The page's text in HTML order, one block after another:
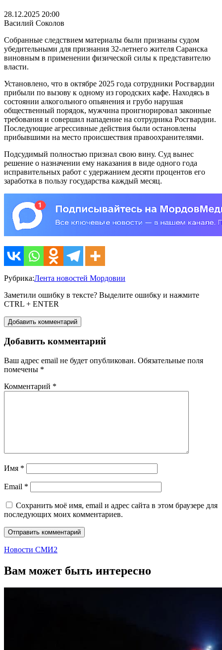
28.12.2025 20:00
Василий Соколов
Собранные следствием материалы были признаны судом
убедительными для признания 32-летнего жителя Саранска
виновным в применении физической силы к представителю
власти.
Установлено, что в октябре 2025 года сотрудники Росгвардии
прибыли по вызову к одному из городских кафе. Находясь в
состоянии алкогольного опьянения и грубо нарушая
общественный порядок, мужчина проигнорировал законные
требования и совершил нападение на сотрудника Росгвардии.
Последующие агрессивные действия были остановлены
прибывшими на место происшествия правоохранителями.
Подсудимый полностью признал свою вину. Суд вынес
решение о назначении ему наказания в виде одного года
исправительных работ с удержанием десяти процентов его
заработка в пользу государства каждый месяц.
Рубрика:Лента новостей Мордовии
Заметили ошибку в тексте? Выделите ошибку и нажмите
CTRL + ENTER
Добавить комментарий
Добавить комментарий
Ваш адрес email не будет опубликован. Обязательные поля
помечены *
Комментарий *
Имя *
Email *
Сохранить моё имя, email и адрес сайта в этом браузере для
последующих моих комментариев.
Новости СМИ2
Вам может быть интересно